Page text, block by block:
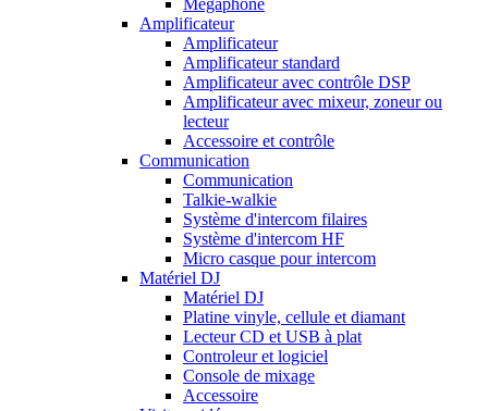
Mégaphone
Amplificateur
Amplificateur
Amplificateur standard
Amplificateur avec contrôle DSP
Amplificateur avec mixeur, zoneur ou
lecteur
Accessoire et contrôle
Communication
Communication
Talkie-walkie
Système d'intercom filaires
Système d'intercom HF
Micro casque pour intercom
Matériel DJ
Matériel DJ
Platine vinyle, cellule et diamant
Lecteur CD et USB à plat
Controleur et logiciel
Console de mixage
Accessoire